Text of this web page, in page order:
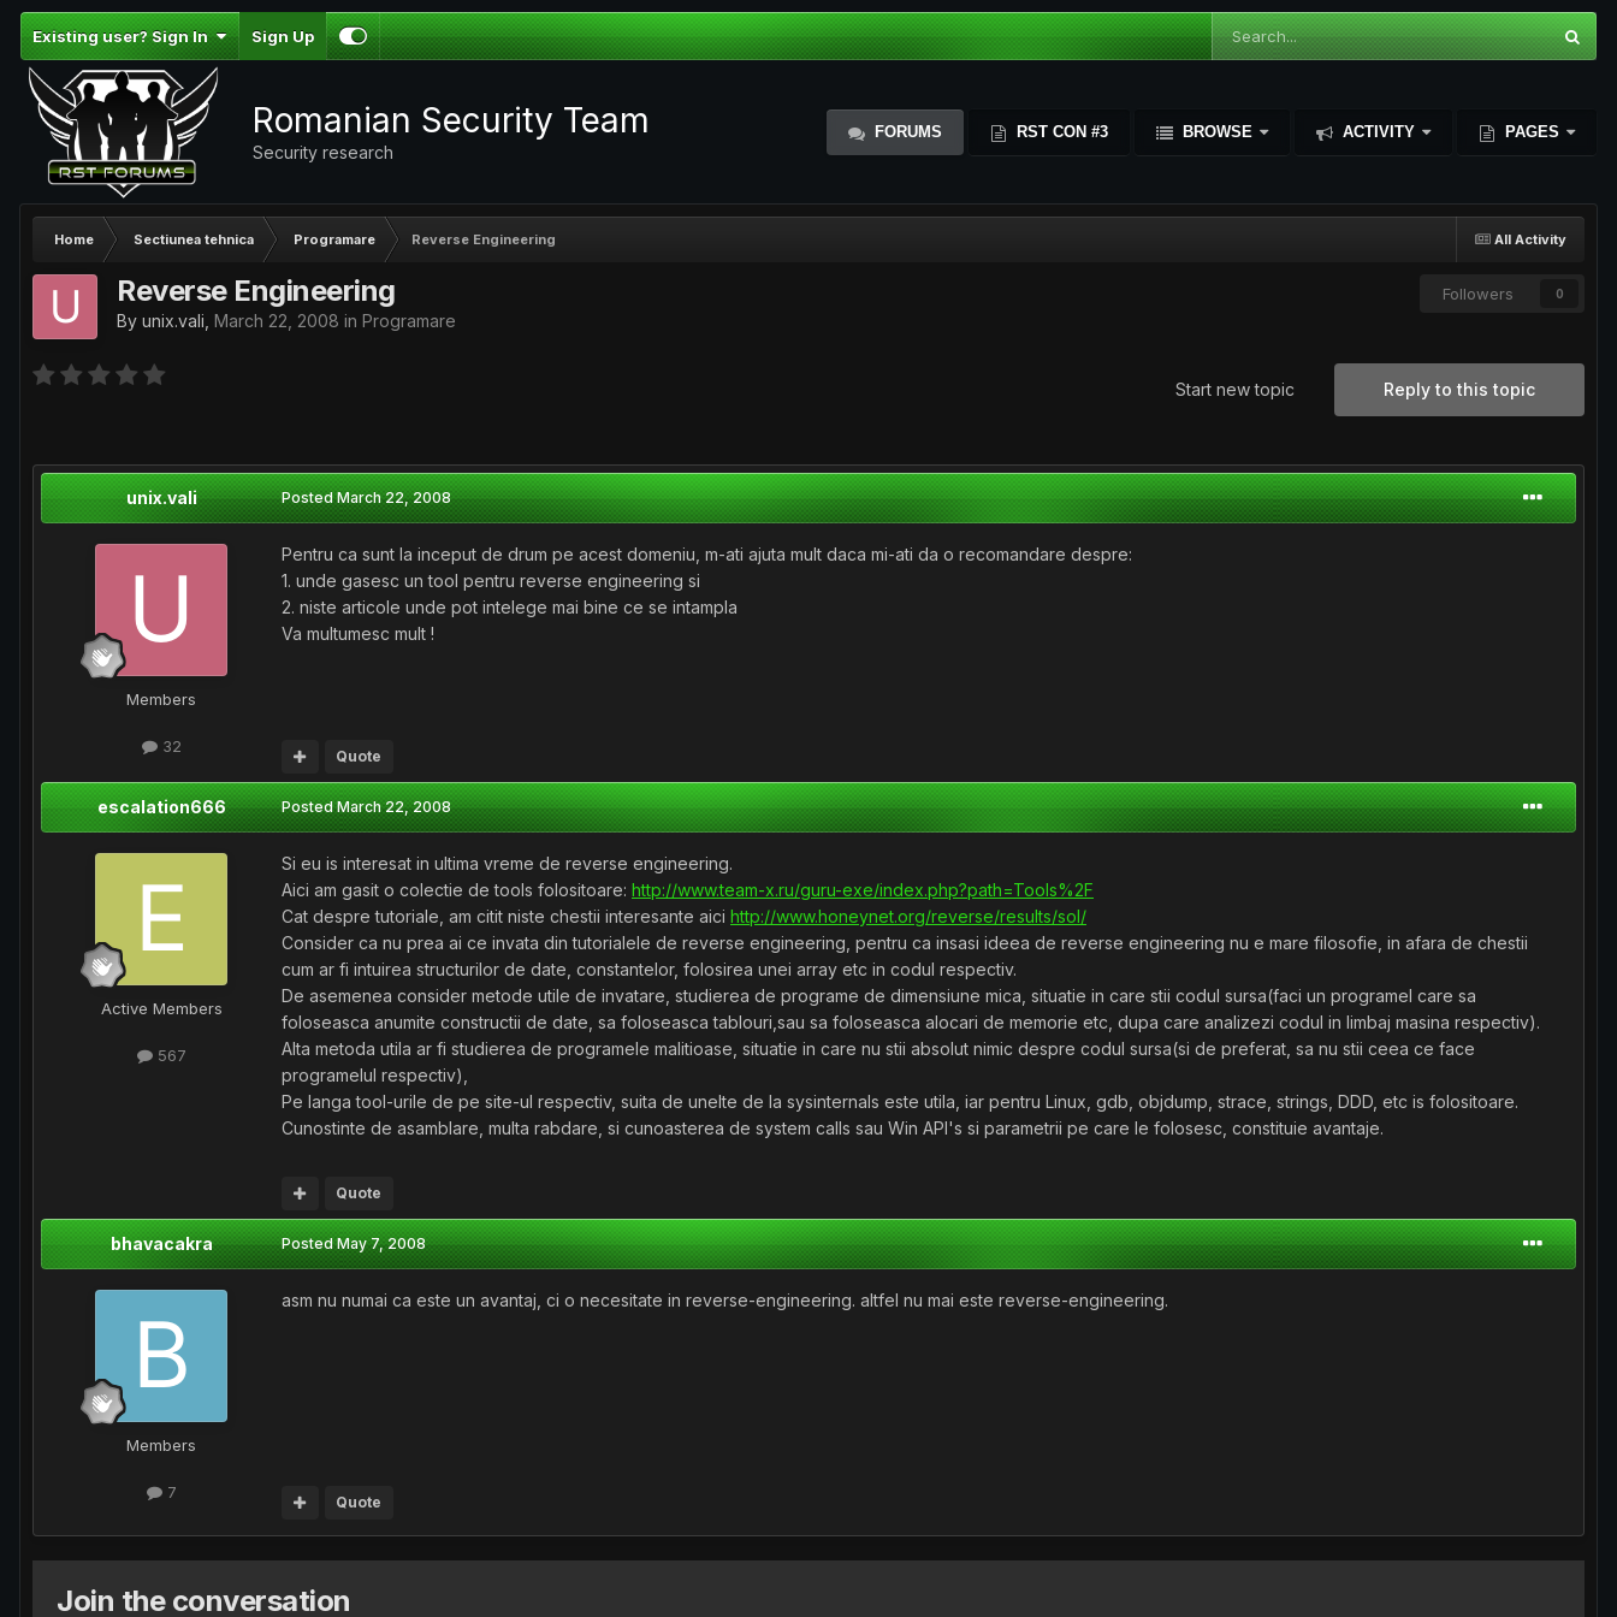
Existing user? Sign In Sign Up
Romanian Security Team
Security research
FORUMS RST CON #3 BROWSE ACTIVITY PAGES
All Activity
Home Sectiunea tehnica Programare Reverse Engineering
Followers 0
Reverse Engineering
By unix.vali March 22, 2008 in Programare
Reply to this topic
Start new topic
unix.vali
Members
32
PostedMarch 22, 2008
Pentru ca sunt la inceput de drum pe acest domeniu, m-ati ajuta mult daca mi-ati da o recomandare despre:
1. unde gasesc un tool pentru reverse engineering si
2. niste articole unde pot intelege mai bine ce se intampla
Va multumesc mult !
Quote
escalation666
Active Members
567
PostedMarch 22, 2008
Si eu is interesat in ultima vreme de reverse engineering.
Aici am gasit o colectie de tools folositoare: http://www.team-x.ru/guru-exe/index.php?path=Tools%2F
Cat despre tutoriale, am citit niste chestii interesante aici http://www.honeynet.org/reverse/results/sol/
Consider ca nu prea ai ce invata din tutorialele de reverse engineering, pentru ca insasi ideea de reverse engineering nu e mare filosofie, in afara de chestii
cum ar fi intuirea structurilor de date, constantelor, folosirea unei array etc in codul respectiv.
De asemenea consider metode utile de invatare, studierea de programe de dimensiune mica, situatie in care stii codul sursa(faci un programel care sa
foloseasca anumite constructii de date, sa foloseasca tablouri,sau sa foloseasca alocari de memorie etc, dupa care analizezi codul in limbaj masina respectiv).
Alta metoda utila ar fi studierea de programele malitioase, situatie in care nu stii absolut nimic despre codul sursa(si de preferat, sa nu stii ceea ce face
programelul respectiv),
Pe langa tool-urile de pe site-ul respectiv, suita de unelte de la sysinternals este utila, iar pentru Linux, gdb, objdump, strace, strings, DDD, etc is folositoare.
Cunostinte de asamblare, multa rabdare, si cunoasterea de system calls sau Win API's si parametrii pe care le folosesc, constituie avantaje.
Quote
bhavacakra
Members
7
PostedMay 7, 2008
asm nu numai ca este un avantaj, ci o necesitate in reverse-engineering. altfel nu mai este reverse-engineering.
Quote
Join the conversation